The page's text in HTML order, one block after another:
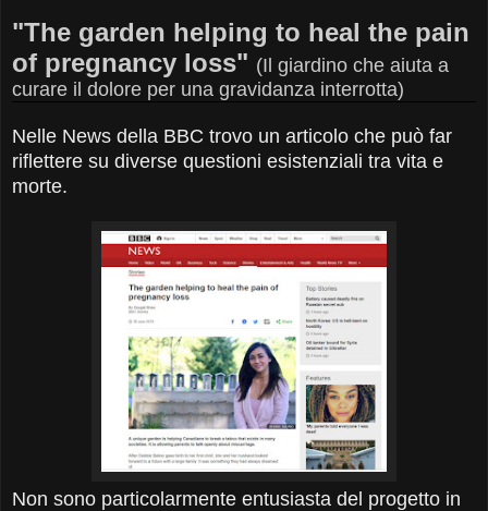
"The garden helping to heal the pain
of pregnancy loss" (Il giardino che aiuta a
curare il dolore per una gravidanza interrotta)
Nelle News della BBC trovo un articolo che può far
riflettere su diverse questioni esistenziali tra vita e
morte.
Non sono particolarmente entusiasta del progetto in